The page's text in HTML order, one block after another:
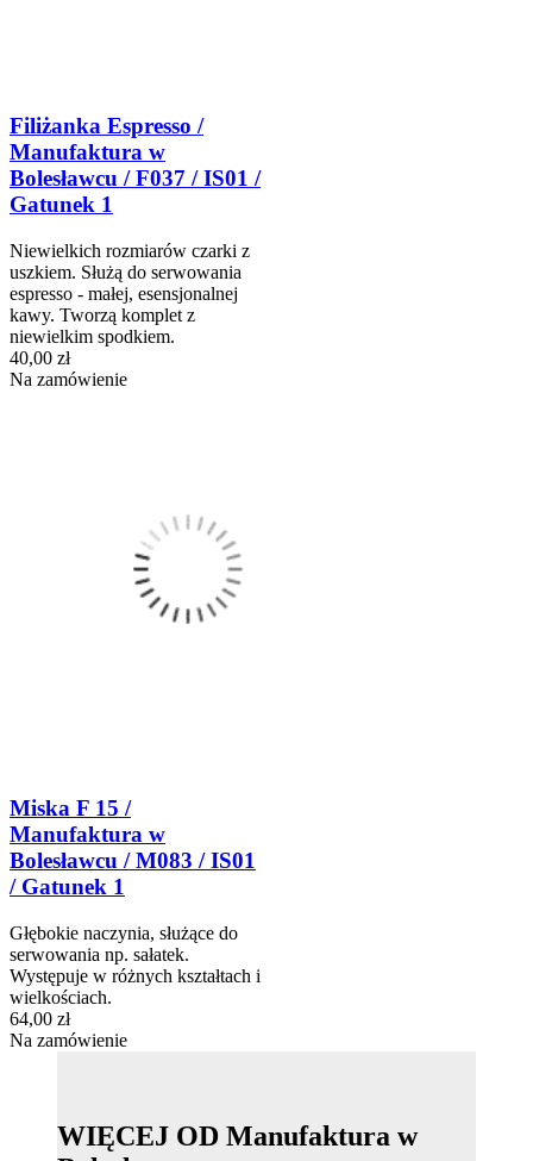
Filiżanka Espresso /
Manufaktura w
Bolesławcu / F037 / IS01 /
Gatunek 1
Niewielkich rozmiarów czarki z
uszkiem. Służą do serwowania
espresso - małej, esensjonalnej
kawy. Tworzą komplet z
niewielkim spodkiem.
40,00 zł
Na zamówienie
Miska F 15 /
Manufaktura w
Bolesławcu / M083 / IS01
/ Gatunek 1
Głębokie naczynia, służące do
serwowania np. sałatek.
Występuje w różnych kształtach i
wielkościach.
64,00 zł
Na zamówienie
WIĘCEJ OD Manufaktura w